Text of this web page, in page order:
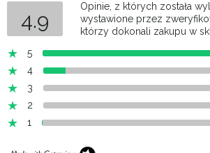
4.9
Opinie, z których została
wystawione przez
którzy dokonali zakupu w
5
4
3
2
1